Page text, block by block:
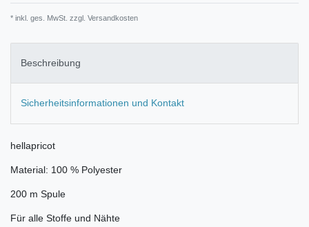
* inkl. ges. MwSt. zzgl. Versandkosten
Beschreibung
Sicherheitsinformationen und Kontakt
hellapricot
Material: 100 % Polyester
200 m Spule
Für alle Stoffe und Nähte